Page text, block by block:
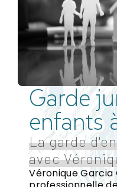
Garde
enfants
La garde
avec
Véronique Garcia